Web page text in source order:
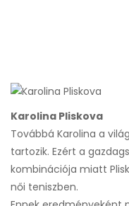
Karolina Pliskova
Továbbá Karolina a
tartozik. Ezért a
kombinációja miatt
női teniszben.